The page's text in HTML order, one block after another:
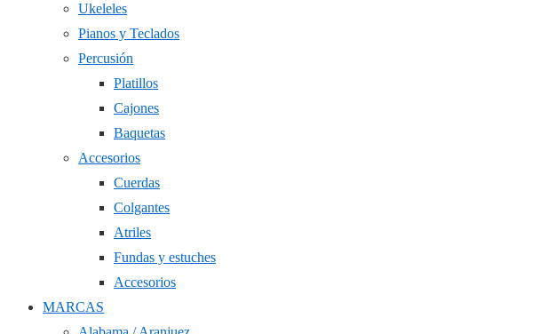
Ukeleles
Pianos y Teclados
Percusión
Platillos
Cajones
Baquetas
Accesorios
Cuerdas
Colgantes
Atriles
Fundas y estuches
Accesorios
MARCAS